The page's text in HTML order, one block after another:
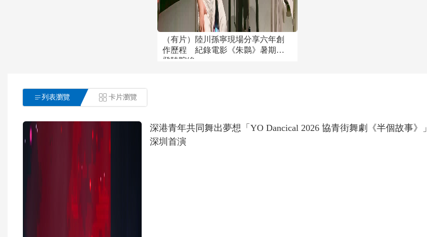
（有片）陸川孫寧現場分享六年創
作歷程 紀錄電影《朱䴉》暑期檔
登陸院線
列表瀏覽  卡片瀏覽
深港青年共同舞出夢想「YO Dancical 2026 協青街舞劇《半個故事》」
深圳首演